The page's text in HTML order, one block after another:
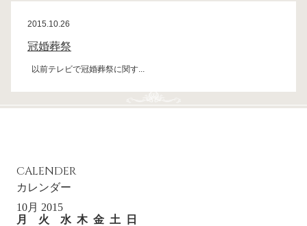
2015.10.26
冠婚葬祭
以前テレビで冠婚葬祭に関す...
CALENDER
カレンダー
10月 2015
月
火 水 木 金 土
日